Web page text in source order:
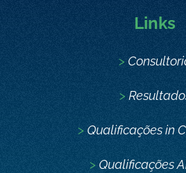
Links
>
>
> Qualificações in
> Qualificações